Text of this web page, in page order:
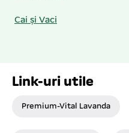
Cai și Vaci
Link-uri utile
Premium-Vital Lavanda